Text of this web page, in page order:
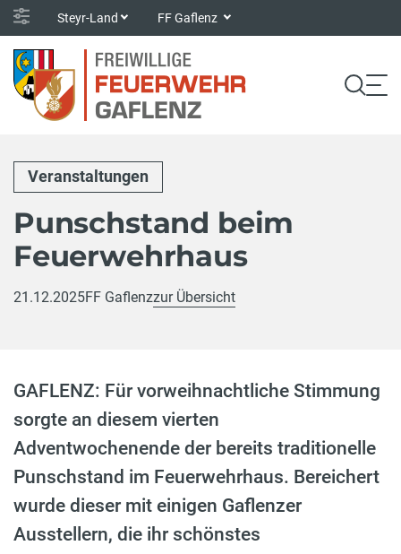
Steyr-Land FF Gaflenz
Veranstaltungen
Punschstand beim
Feuerwehrhaus
21.12.2025FF Gaflenzzur Übersicht
GAFLENZ: Für vorweihnachtliche Stimmung
sorgte an diesem vierten
Adventwochenende der bereits traditionelle
Punschstand im Feuerwehrhaus. Bereichert
wurde dieser mit einigen Gaflenzer
Ausstellern, die ihr schönstes